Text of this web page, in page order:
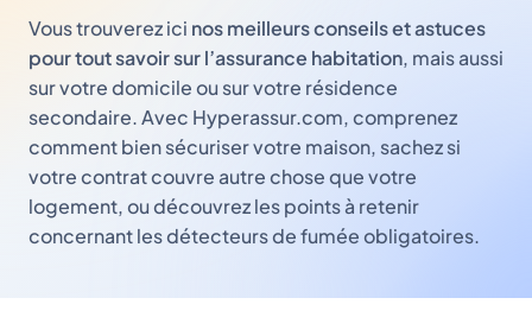
Vous trouverez ici nos meilleurs conseils et astuces
pour tout savoir sur l’assurance habitation, mais aussi
sur votre domicile ou sur votre résidence
secondaire. Avec Hyperassur.com, comprenez
comment bien sécuriser votre maison, sachez si
votre contrat couvre autre chose que votre
logement, ou découvrez les points à retenir
concernant les détecteurs de fumée obligatoires.